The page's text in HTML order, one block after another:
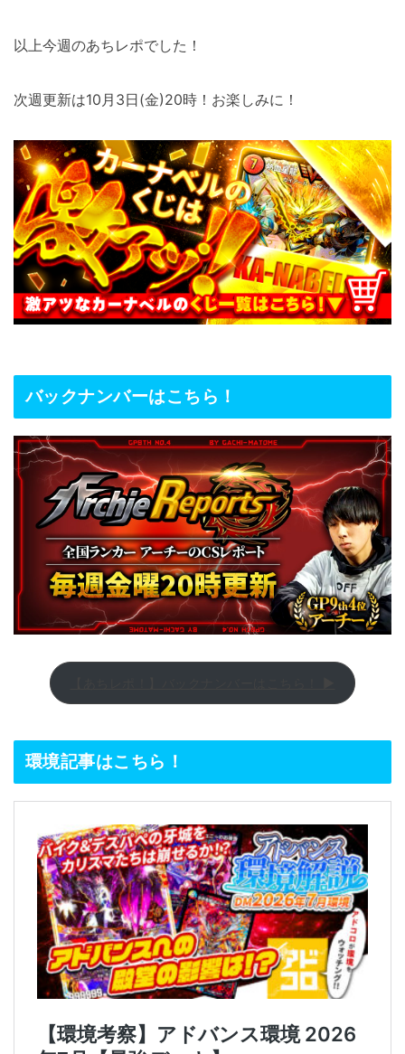
以上今週のあちレポでした！
次週更新は10月3日(金)20時！お楽しみに！
バックナンバーはこちら！
環境記事はこちら！